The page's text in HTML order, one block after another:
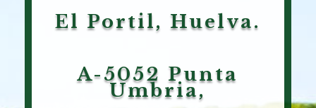
El Portil, Huelva.
A-5052 Punta
Umbria,